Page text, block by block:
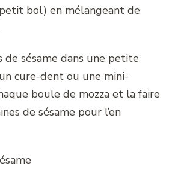
bol) en mélangeant de
de sésame dans une petite
cure-dent ou une mini-
boule de mozza et la faire
de sésame pour l’en